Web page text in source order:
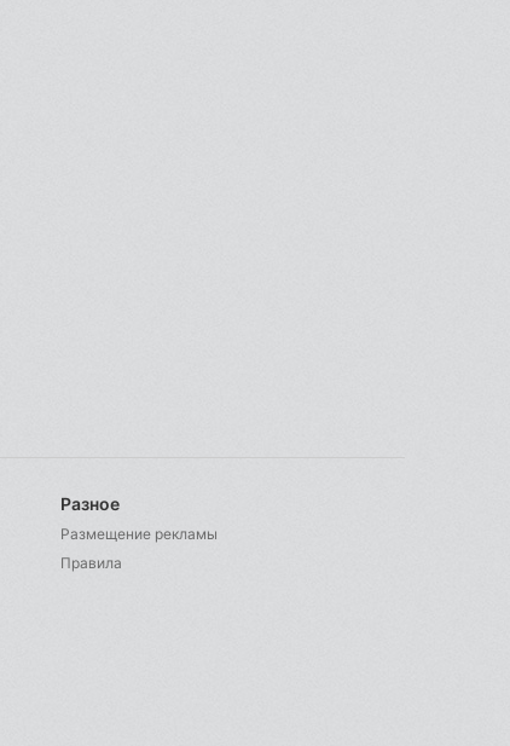
Разное
Размещение рекламы
Правила